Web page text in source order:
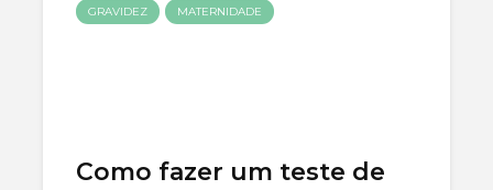
GRAVIDEZ MATERNIDADE
Como fazer um teste de